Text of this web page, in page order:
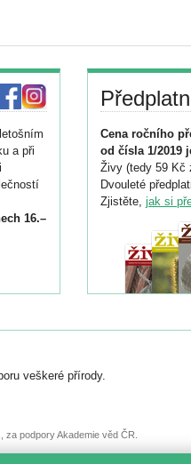
a při
16.–
Cena ročního
od čísla 1/2019
Živy (tedy 59 Kč
Dvouleté
Zjistěte, jak si
veškeré přírody.
za podpory Akademie věd ČR.